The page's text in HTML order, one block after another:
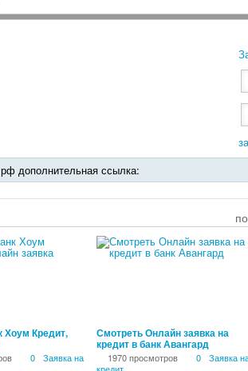
дополнительная ссылка:
Хоум Кредит,
0
Заявка на
Смотреть Онлайн заявка на
кредит в банк Авангард
1970 просмотров 0
Заявка